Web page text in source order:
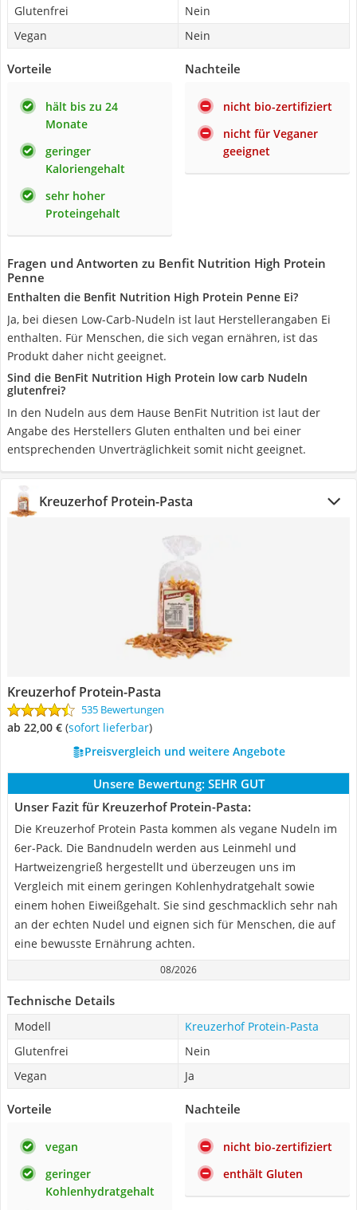
Glutenfrei
Nein
Vegan
Nein
Vorteile
hält bis zu 24
Monate
geringer
Kaloriengehalt
sehr hoher
Proteingehalt
Nachteile
nicht bio-zertifiziert
nicht für Veganer
geeignet
Fragen und Antworten zu Benfit Nutrition High Protein
Penne
Enthalten die Benfit Nutrition High Protein Penne Ei?
Ja, bei diesen Low-Carb-Nudeln ist laut Herstellerangaben Ei
enthalten. Für Menschen, die sich vegan ernähren, ist das
Produkt daher nicht geeignet.
Sind die BenFit Nutrition High Protein low carb Nudeln
glutenfrei?
In den Nudeln aus dem Hause BenFit Nutrition ist laut der
Angabe des Herstellers Gluten enthalten und bei einer
entsprechenden Unverträglichkeit somit nicht geeignet.
Kreuzerhof Protein-Pasta
Kreuzerhof Protein-Pasta
535 Bewertungen
ab 22,00 € ( Sofort lieferbar)
Preisvergleich und weitere Angebote
Unsere Bewertung: SEHR GUT
Unser Fazit für Kreuzerhof Protein-Pasta:
Die Kreuzerhof Protein Pasta kommen als vegane Nudeln im
6er-Pack. Die Bandnudeln werden aus Leinmehl und
Hartweizengrieß hergestellt und überzeugen uns im
Vergleich mit einem geringen Kohlenhydratgehalt sowie
einem hohen Eiweißgehalt. Sie sind geschmacklich sehr nah
an der echten Nudel und eignen sich für Menschen, die auf
eine bewusste Ernährung achten.
08/2026
Technische Details
Modell
Kreuzerhof Protein-Pasta
Glutenfrei
Nein
Vegan
Ja
Vorteile
vegan
geringer
Kohlenhydratgehalt
Nachteile
nicht bio-zertifiziert
enthält Gluten